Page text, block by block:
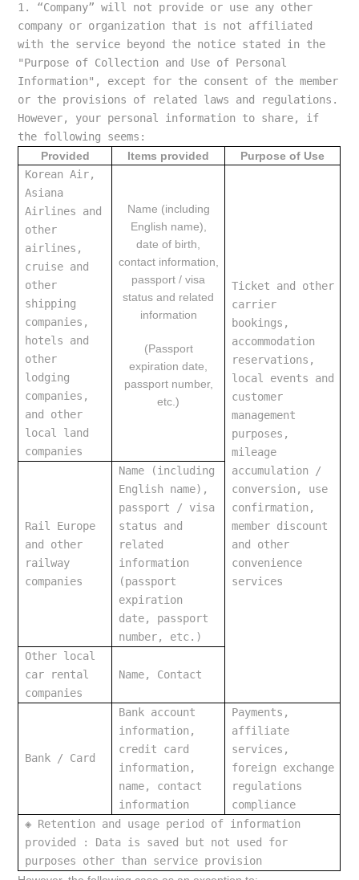
1. “Company” will not provide or use any other
company or organization that is not affiliated
with the service beyond the notice stated in the
"Purpose of Collection and Use of Personal
Information", except for the consent of the member
or the provisions of related laws and regulations.
However, your personal information to share, if
the following seems:
Provided
Items provided
Purpose of Use
Korean Air,
Asiana
Airlines and
other
airlines,
cruise and
other
shipping
companies,
hotels and
other
lodging
companies,
and other
local land
companies
Name (including
English name),
date of birth,
contact information,
passport / visa
status and related
information
(Passport
expiration date,
passport number,
etc.)
Ticket and other
carrier
bookings,
accommodation
reservations,
local events and
customer
management
purposes,
mileage
accumulation /
conversion, use
confirmation,
member discount
and other
convenience
services
Rail Europe
and other
railway
companies
Name (including
English name),
passport / visa
status and
related
information
(passport
expiration
date, passport
number, etc.)
Other local
car rental
companies
Name, Contact
Bank / Card
Bank account
information,
credit card
information,
name, contact
information
Payments,
affiliate
services,
foreign exchange
regulations
compliance
◈ Retention and usage period of information
provided : Data is saved but not used for
purposes other than service provision